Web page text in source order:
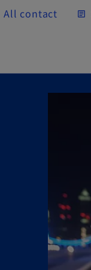
All contact article